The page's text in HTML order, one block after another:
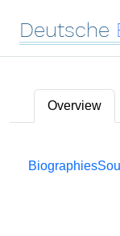
Deutsche
Overview
Biographies